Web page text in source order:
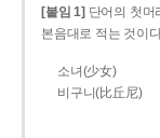
[붙임 1] 단어의 첫머
본음대로 적는 것이
소녀(少女)
비구니(比丘尼)